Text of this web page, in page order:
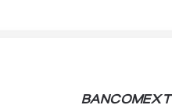
BANCOMEXT